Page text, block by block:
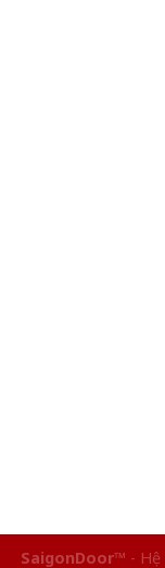
SaigonDoor™ -